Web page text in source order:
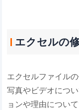
エクセルの
エクセルファイル
写真やビデオにつ
ョンや理由につい